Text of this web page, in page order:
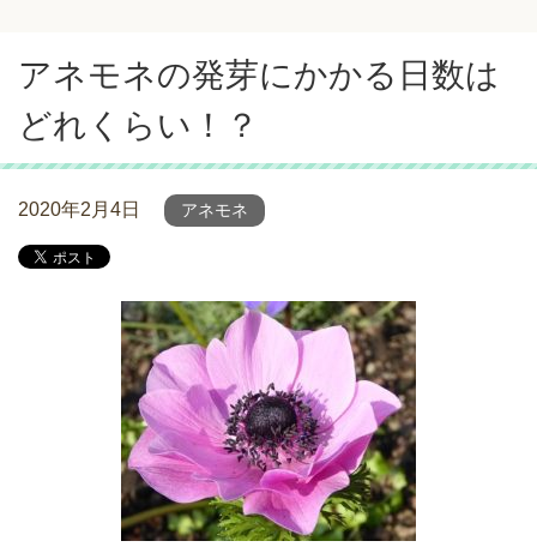
アネモネの発芽にかかる日数は
どれくらい！？
2020年2月4日 アネモネ